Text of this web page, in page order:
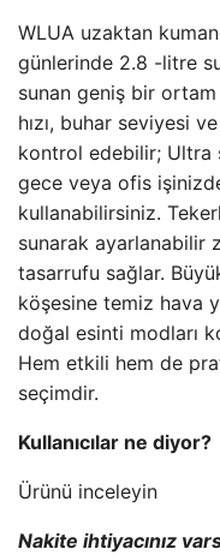
WLUA uzaktan
günlerinde 2.8 -litre
sunan geniş bir
hızı, buhar seviyesi
kontrol edebilir; Ultra
gece veya ofis
kullanabilirsiniz.
sunarak ayarlanabilir
tasarrufu sağlar. Büyük
köşesine temiz hava
doğal esinti modları
Hem etkili hem de
seçimdir.
Kullanıcılar ne diyor?
Ürünü inceleyin
Nakite ihtiyacınız